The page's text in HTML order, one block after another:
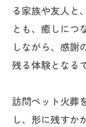
る家族や友人と
とも、癒しにつ
しながら、感謝
残る体験となる
訪問ペット火葬
し、形に残すか